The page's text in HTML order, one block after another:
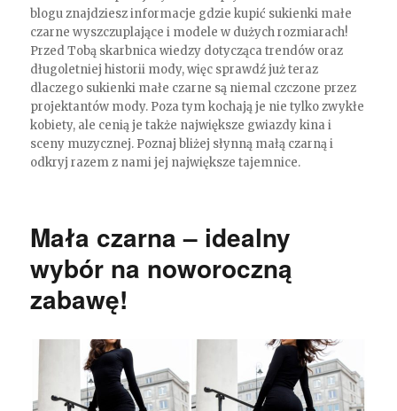
blogu znajdziesz informacje gdzie kupić sukienki małe
czarne wyszczuplające i modele w dużych rozmiarach!
Przed Tobą skarbnica wiedzy dotycząca trendów oraz
długoletniej historii mody, więc sprawdź już teraz
dlaczego sukienki małe czarne są niemal czczone przez
projektantów mody. Poza tym kochają je nie tylko zwykłe
kobiety, ale cenią je także największe gwiazdy kina i
sceny muzycznej. Poznaj bliżej słynną małą czarną i
odkryj razem z nami jej największe tajemnice.
Mała czarna – idealny
wybór na noworoczną
zabawę!